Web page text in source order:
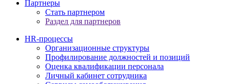
Партнеры
Стать партнером
Раздел для партнеров
HR-процессы
Организационные структуры
Профилирование должностей и позиций
Оценка квалификации персонала
Личный кабинет сотрудника